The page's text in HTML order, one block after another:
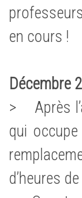
en cours !
Décembre
> Après
qui
d’heures